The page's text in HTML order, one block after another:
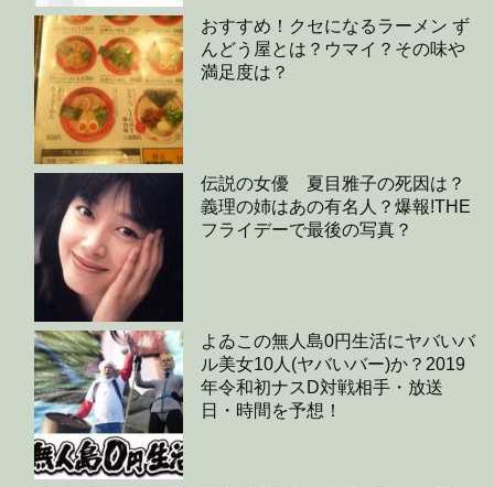
おすすめ！クセになるラーメン ず
んどう屋とは？ウマイ？その味や
満足度は？
伝説の女優 夏目雅子の死因は？
義理の姉はあの有名人？爆報!THE
フライデーで最後の写真？
よゐこの無人島0円生活にヤバいバ
ル美女10人(ヤバいバー)か？2019
年令和初ナスD対戦相手・放送
日・時間を予想！